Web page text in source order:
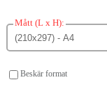
Mått (L x H):
Beskär format